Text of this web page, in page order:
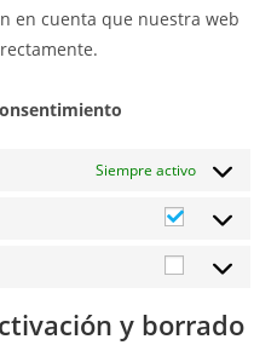
en cuenta que nuestra web
Siempre activo
y borrado